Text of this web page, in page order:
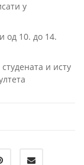
у
од 10. до 14.
и исту